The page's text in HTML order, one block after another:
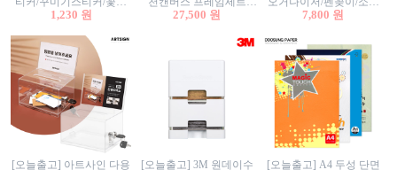
티커/압화꽃책갈피/팬시
1,230 원
30cm/원형캔버스/플로팅
27,500 원
꽂이/소품함/정리함/수납
7,800 원
[오늘출고] 아트사인 다용
[오늘출고] 3M 원데이수
[오늘출고] A4 두성 단면